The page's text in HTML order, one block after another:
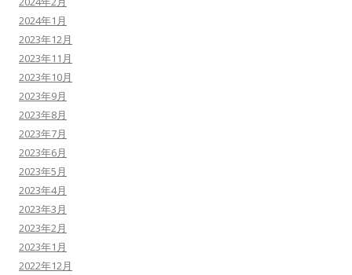
2024年1月
2023年12月
2023年11月
2023年10月
2023年9月
2023年8月
2023年7月
2023年6月
2023年5月
2023年4月
2023年3月
2023年2月
2023年1月
2022年12月